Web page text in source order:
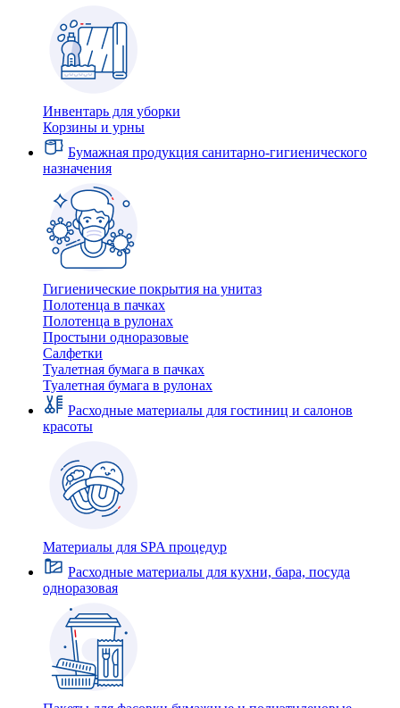
Инвентарь для уборки
Корзины и урны
Бумажная продукция санитарно-гигиенического
назначения
Гигиенические покрытия на унитаз
Полотенца в пачках
Полотенца в рулонах
Простыни одноразовые
Салфетки
Туалетная бумага в пачках
Туалетная бумага в рулонах
Расходные материалы для гостиниц и салонов
красоты
Материалы для SPA процедур
Расходные материалы для кухни, бара, посуда
одноразовая